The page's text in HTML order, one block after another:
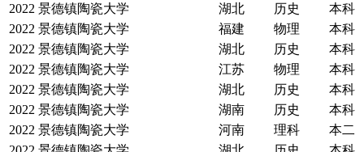
2022 景德镇陶瓷大学 湖北 历史
本科
2022 景德镇陶瓷大学 福建 物理
本科
2022 景德镇陶瓷大学 湖北 历史
本科
2022 景德镇陶瓷大学 江苏 物理
本科
2022 景德镇陶瓷大学 湖北 历史
本科
2022 景德镇陶瓷大学 湖南 历史
本科
2022 景德镇陶瓷大学 河南 理科
本二